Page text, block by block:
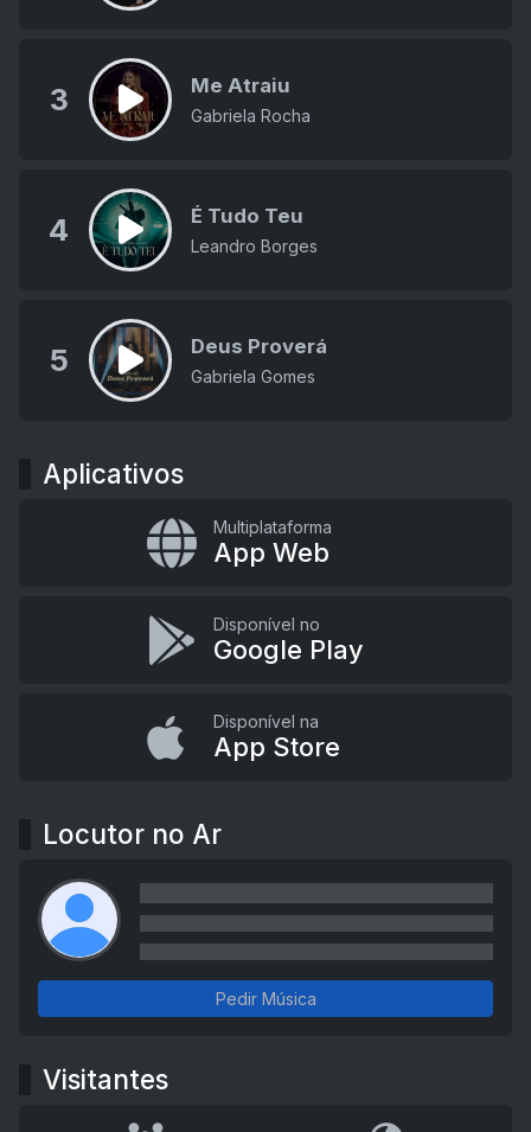
3 Me Atraiu
Gabriela Rocha
4 É Tudo Teu
Leandro Borges
5 Deus Proverá
Gabriela Gomes
Aplicativos
Multiplataforma
App Web
Disponível no
Google Play
Disponível na
App Store
Locutor no Ar
Pedir Música
Visitantes